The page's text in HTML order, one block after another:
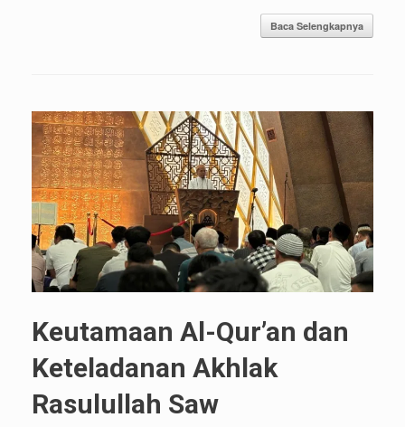
Baca Selengkapnya
Keutamaan Al-Qur’an dan
Keteladanan Akhlak
Rasulullah Saw